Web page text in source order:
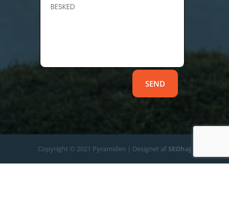
SEND
Copyright © 2021 Pyramiden | Designet af SEOhaj